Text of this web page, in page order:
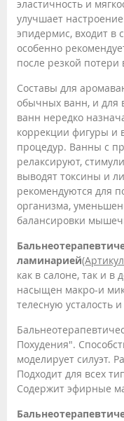
эластичность и
улучшает
эпидермис, входит в
особенно
после резкой потери
Составы для
обычных ванн, и для
ванн нередко
коррекции фигуры и
процедур. Ванны с
релаксируют,
выводят токсины и
рекомендуются для
организма,
балансировки
ламинарией
как в салоне, так и
насыщен макро-и
телесную усталость
Похудения".
моделирует силуэт.
Подходит для всех
Содержит эфирные